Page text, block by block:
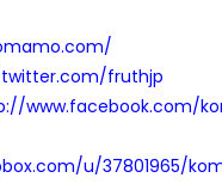
fruthjp
www.facebook.com/
u/37801965/